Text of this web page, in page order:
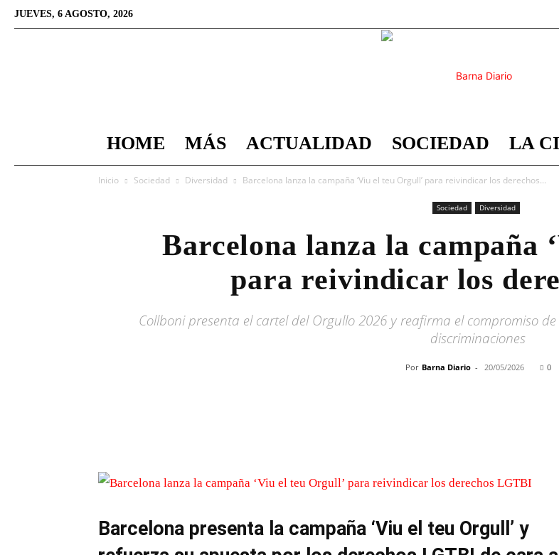
JUEVES, 6 AGOSTO, 2026
Barna
Diario
HOME MÁS ACTUALIDAD SOCIEDAD LA
Inicio Sociedad Diversidad Barcelona lanza la campaña ‘Viu el teu Orgull’ para reivindicar los derechos...
Sociedad Diversidad
Barcelona lanza la campaña
para reivindicar los
Collboni presenta el cartel del Orgullo 2026 y reafirma el compromiso
discriminaciones
Por Barna Diario - 20/05/2026 0
Barcelona presenta la campaña ‘Viu el teu Orgull’ y